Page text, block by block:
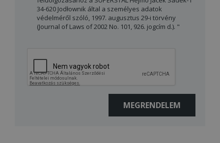
34-620 Jodłownik által a személyes adatok
védelméről szóló, 1997. augusztus 29-i törvény
(Journal of Laws of 2002 No. 101, 926. jogcím d.). "